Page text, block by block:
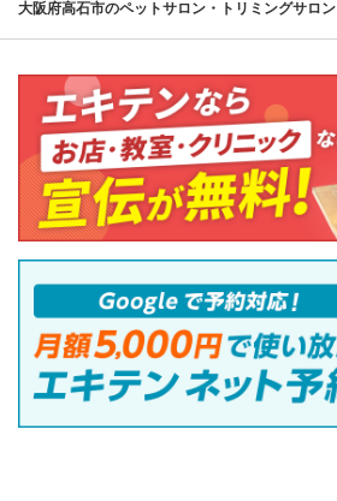
大阪府高石市のペットサロン・トリミングサロン